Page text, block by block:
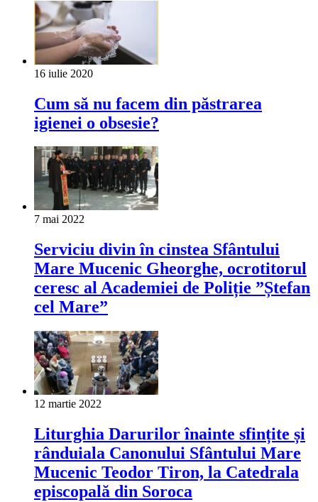
16 iulie 2020
Cum să nu facem din păstrarea
igienei o obsesie?
7 mai 2022
Serviciu divin în cinstea Sfântului
Mare Mucenic Gheorghe, ocrotitorul
ceresc al Academiei de Poliție ”Ștefan
cel Mare”
12 martie 2022
Liturghia Darurilor înainte sfințite și
rânduiala Canonului Sfântului Mare
Mucenic Teodor Tiron, la Catedrala
episcopală din Soroca